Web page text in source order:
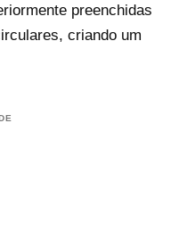
preenchidas
criando um